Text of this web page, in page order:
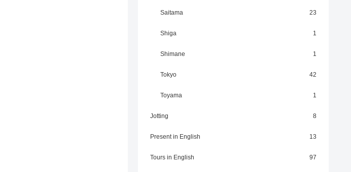
Saitama 23
Shiga 1
Shimane 1
Tokyo 42
Toyama 1
Jotting 8
Present in English 13
Tours in English 97